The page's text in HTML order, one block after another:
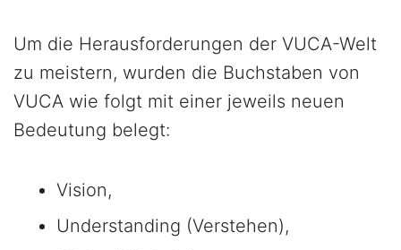
Um die Herausforderungen der VUCA-Welt
zu meistern, wurden die Buchstaben von
VUCA wie folgt mit einer jeweils neuen
Bedeutung belegt:
Vision,
Understanding (Verstehen),